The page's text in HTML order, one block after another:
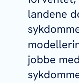
landene
jobbe